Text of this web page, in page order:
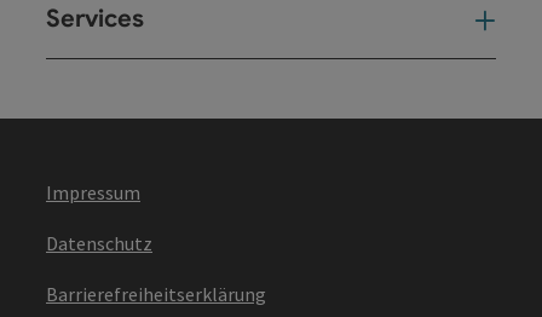
Services
Impressum
Datenschutz
Barrierefreiheitserklärung